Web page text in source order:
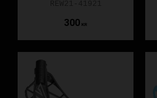
300 KR